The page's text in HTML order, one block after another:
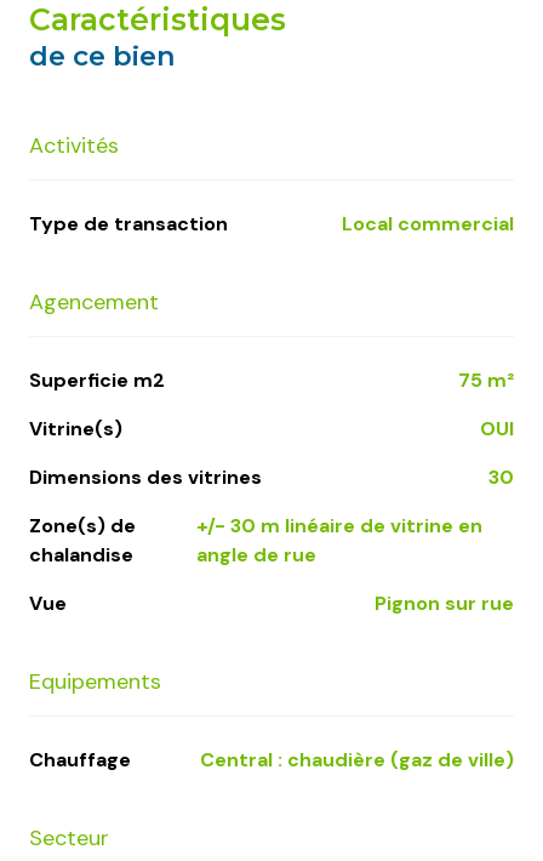
caractéristiques
de ce bien
Activités
Type de transaction Local commercial
Agencement
Superficie m2
75 m²
Vitrine(s)
OUI
Dimensions des vitrines
30
Zone(s) de
chalandise
+/- 30 m linéaire de vitrine en
angle de rue
Vue
pignon sur rue
Equipements
Chauffage central : chaudière (gaz de ville)
Secteur